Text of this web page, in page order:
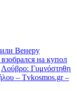
Венеру
на купол
Λούβρο: Γυμνόστηθη
– Tvkosmos.gr –